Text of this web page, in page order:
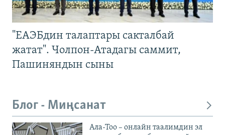
"ЕАЭБдин талаптары сакталбай
жатат". Чолпон-Атадагы саммит,
Пашиняндын сыны
Блог - Миңсанат
Ала-Тоо – онлайн таалимдин эл